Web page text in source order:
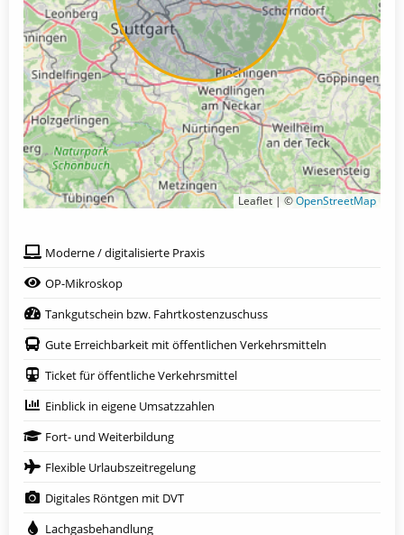
Leaflet | ©OpenStreetMap
Moderne / digitalisierte Praxis
OP-Mikroskop
Tankgutschein bzw. Fahrtkostenzuschuss
Gute Erreichbarkeit mit öffentlichen Verkehrsmitteln
Ticket für öffentliche Verkehrsmittel
Einblick in eigene Umsatzzahlen
Fort- und Weiterbildung
Flexible Urlaubszeitregelung
Digitales Röntgen mit DVT
Lachgasbehandlung